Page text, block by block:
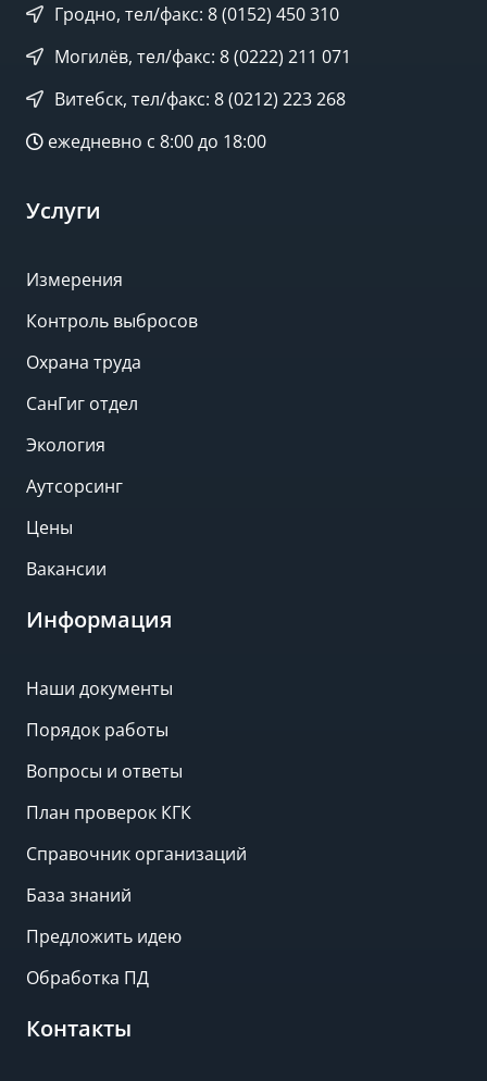
Гродно, тел/факс: 8 (0152) 450 310
Могилёв, тел/факс: 8 (0222) 211 071
Витебск, тел/факс: 8 (0212) 223 268
ежедневно с 8:00 до 18:00
Услуги
Измерения
Контроль выбросов
Охрана труда
СанГиг отдел
Экология
Аутсорсинг
Цены
Вакансии
Информация
Наши документы
Порядок работы
Вопросы и ответы
План проверок КГК
Справочник организаций
База знаний
Предложить идею
Обработка ПД
Контакты